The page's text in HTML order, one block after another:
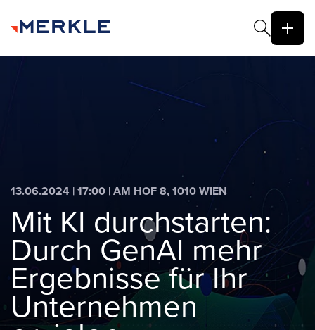
13.06.2024 | 17:00 | AM HOF 8, 1010 WIEN
Mit KI durchstarten:
Durch GenAI mehr
Ergebnisse für Ihr
Unternehmen